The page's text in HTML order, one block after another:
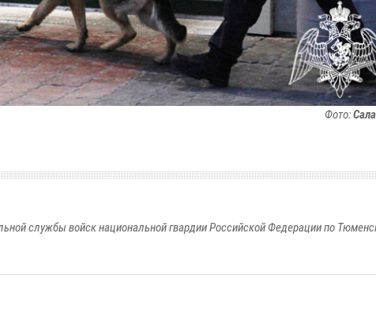
Фото:
службы войск национальной гвардии Российской Федерации по